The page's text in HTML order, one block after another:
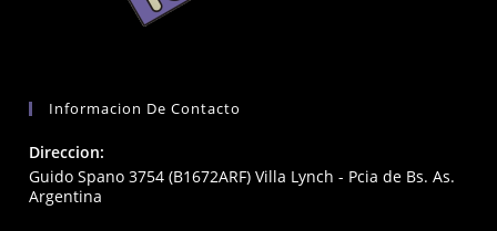
Informacion De Contacto
Direccion:
Guido Spano 3754 (B1672ARF) Villa Lynch - Pcia de Bs. As.
Argentina